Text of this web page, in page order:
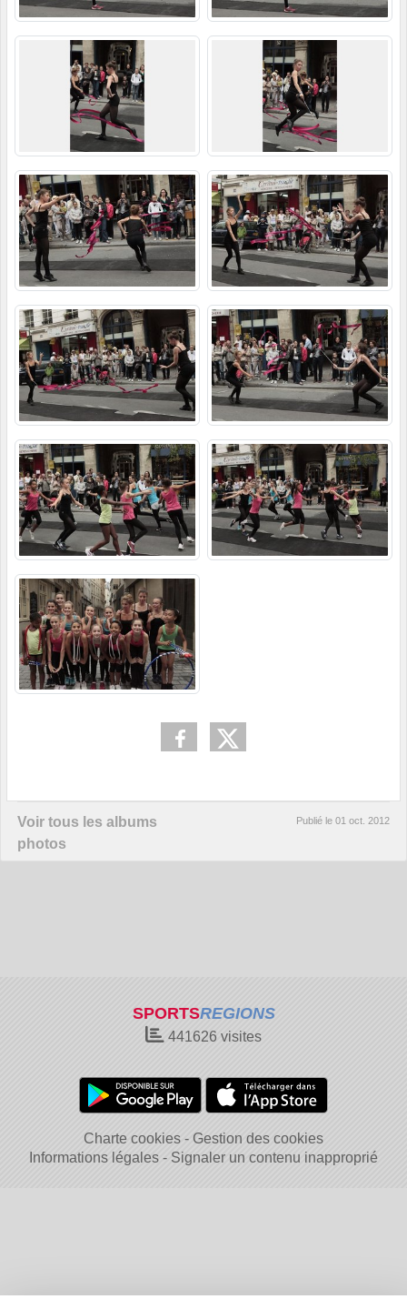
Voir tous les albums
photos
Publié le 01 oct. 2012
SPORTSREGIONS
441626 visites
Charte cookies
Gestion des cookies
Informations légales
Signaler un contenu inapproprié